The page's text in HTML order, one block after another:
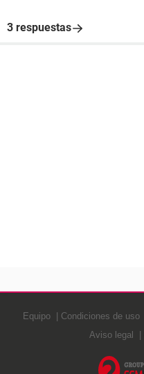
3 respuestas
Equipo Condiciones de uso
Aviso legal